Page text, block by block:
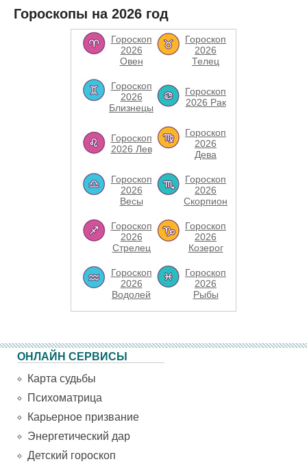
Гороскопы на 2026 год
Гороскоп
2026
Овен
Гороскоп
2026
Телец
Гороскоп
2026
Близнецы
Гороскоп
2026 Рак
Гороскоп
2026 Лев
Гороскоп
2026
Дева
Гороскоп
2026
Весы
Гороскоп
2026
Скорпион
Гороскоп
2026
Стрелец
Гороскоп
2026
Козерог
Гороскоп
2026
Водолей
Гороскоп
2026
Рыбы
ОНЛАЙН СЕРВИСЫ
Карта судьбы
Психоматрица
Карьерное призвание
Энергетический дар
Детский гороскоп